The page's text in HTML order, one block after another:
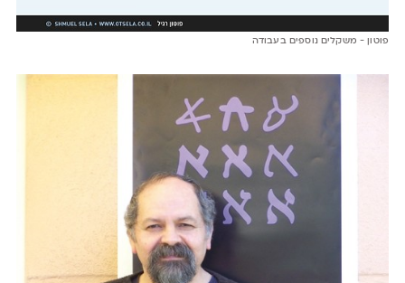
פוטון - משקלים נוספים בעבודה